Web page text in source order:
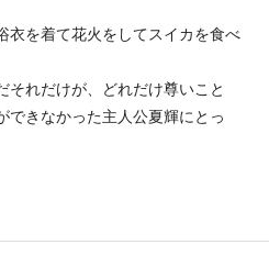
衣を着て花火をしてスイカを食べ
れだけが、どれだけ尊いこと
できなかった主人公夏輝にとっ